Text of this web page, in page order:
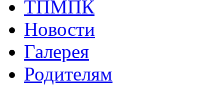
ТПМПК
Новости
Галерея
Родителям